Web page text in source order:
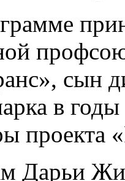
сын
в
проекта
Дарьи